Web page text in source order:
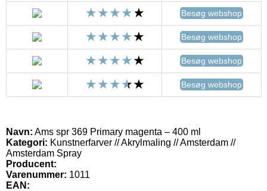
Besøg webshop
Besøg webshop
Besøg webshop
Besøg webshop
Navn: Ams spr 369 Primary magenta – 400 ml
Kategori: Kunstnerfarver // Akrylmaling // Amsterdam //
Amsterdam Spray
Producent:
Varenummer: 1011
EAN: